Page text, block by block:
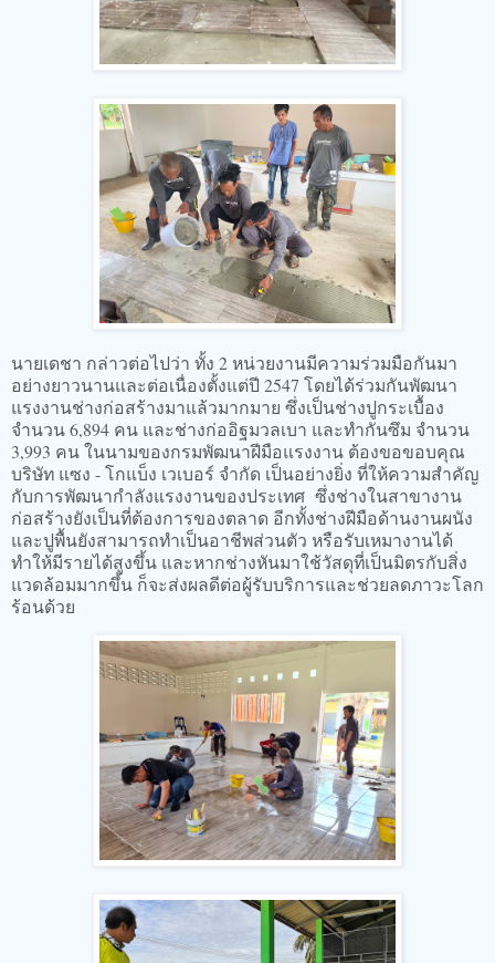
นายเดชา กล่าวต่อไปว่า ทั้ง 2 หน่วยงานมีความร่วมมือกันมา
อย่างยาวนานและต่อเนื่องตั้งแต่ปี 2547 โดยได้ร่วมกันพัฒนา
แรงงานช่างก่อสร้างมาแล้วมากมาย ซึ่งเป็นช่างปูกระเบื้อง
จำนวน 6,894 คน และช่างก่ออิฐมวลเบา และทำกันซึม จำนวน
3,993 คน ในนามของกรมพัฒนาฝีมือแรงงาน ต้องขอขอบคุณ
บริษัท แซง - โกแบ็ง เวเบอร์ จำกัด เป็นอย่างยิ่ง ที่ให้ความสำคัญ
กับการพัฒนากำลังแรงงานของประเทศ ซึ่งช่างในสาขางาน
ก่อสร้างยังเป็นที่ต้องการของตลาด อีกทั้งช่างฝีมือด้านงานผนัง
และปูพื้นยังสามารถทำเป็นอาชีพส่วนตัว หรือรับเหมางานได้
ทำให้มีรายได้สูงขึ้น และหากช่างหันมาใช้วัสดุที่เป็นมิตรกับสิ่ง
แวดล้อมมากขึ้น ก็จะส่งผลดีต่อผู้รับบริการและช่วยลดภาวะโลก
ร้อนด้วย